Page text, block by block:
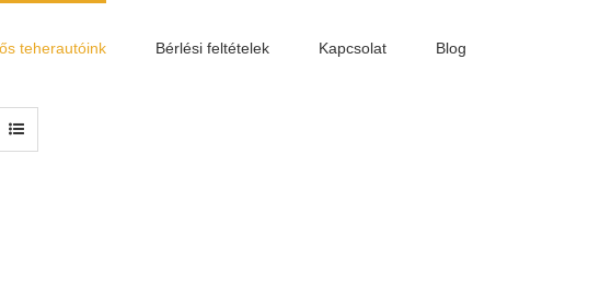
teherautóink Bérlési feltételek Kapcsolat Blog